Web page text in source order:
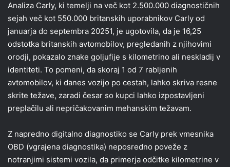
Analiza Carly, ki temelji na več kot 2.500.000 diagnostičnih
sejah več kot 550.000 britanskih uporabnikov Carly od
januarja do septembra 20251, je ugotovila, da je 16,25
odstotka britanskih avtomobilov, pregledanih z njihovimi
orodji, pokazalo znake goljufije s kilometrino ali neskladij v
identiteti. To pomeni, da skoraj 1 od 7 rabljenih
avtomobilov, ki danes vozijo po cestah, lahko skriva resne
skrite težave, zaradi česar so kupci lahko izpostavljeni
preplačilu ali nepričakovanim mehanskim težavam.
Z napredno digitalno diagnostiko se Carly prek vmesnika
OBD (vgrajena diagnostika) neposredno poveže z
notranjimi sistemi vozila, da primerja odčitke kilometrine v